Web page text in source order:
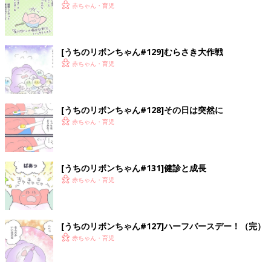
赤ちゃん・育児
[うちのリボンちゃん#129]むらさき大作戦
赤ちゃん・育児
[うちのリボンちゃん#128]その日は突然に
赤ちゃん・育児
[うちのリボンちゃん#131]健診と成長
赤ちゃん・育児
[うちのリボンちゃん#127]ハーフバースデー！（完）
赤ちゃん・育児